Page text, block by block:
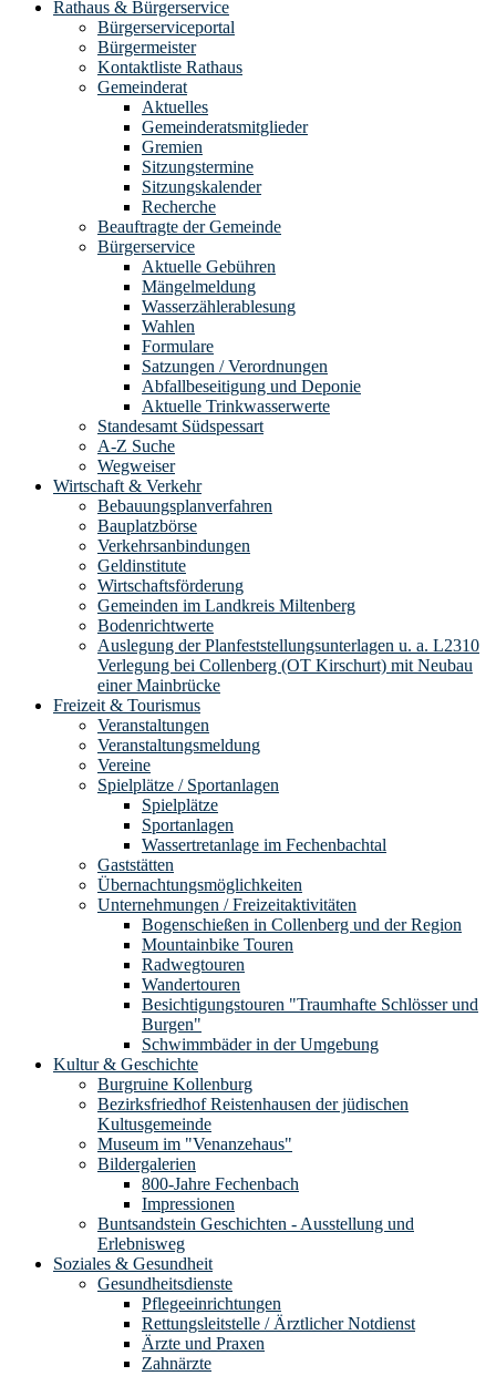
Rathaus & Bürgerservice
Bürgerserviceportal
Bürgermeister
Kontaktliste Rathaus
Gemeinderat
Aktuelles
Gemeinderatsmitglieder
Gremien
Sitzungstermine
Sitzungskalender
Recherche
Beauftragte der Gemeinde
Bürgerservice
Aktuelle Gebühren
Mängelmeldung
Wasserzählerablesung
Wahlen
Formulare
Satzungen / Verordnungen
Abfallbeseitigung und Deponie
Aktuelle Trinkwasserwerte
Standesamt Südspessart
A-Z Suche
Wegweiser
Wirtschaft & Verkehr
Bebauungsplanverfahren
Bauplatzbörse
Verkehrsanbindungen
Geldinstitute
Wirtschaftsförderung
Gemeinden im Landkreis Miltenberg
Bodenrichtwerte
Auslegung der Planfeststellungsunterlagen u. a. L2310
Verlegung bei Collenberg (OT Kirschurt) mit Neubau
einer Mainbrücke
Freizeit & Tourismus
Veranstaltungen
Veranstaltungsmeldung
Vereine
Spielplätze / Sportanlagen
Spielplätze
Sportanlagen
Wassertretanlage im Fechenbachtal
Gaststätten
Übernachtungsmöglichkeiten
Unternehmungen / Freizeitaktivitäten
Bogenschießen in Collenberg und der Region
Mountainbike Touren
Radwegtouren
Wandertouren
Besichtigungstouren "Traumhafte Schlösser und
Burgen"
Schwimmbäder in der Umgebung
Kultur & Geschichte
Burgruine Kollenburg
Bezirksfriedhof Reistenhausen der jüdischen
Kultusgemeinde
Museum im "Venanzehaus"
Bildergalerien
800-Jahre Fechenbach
Impressionen
Buntsandstein Geschichten - Ausstellung und
Erlebnisweg
Soziales & Gesundheit
Gesundheitsdienste
Pflegeeinrichtungen
Rettungsleitstelle / Ärztlicher Notdienst
Ärzte und Praxen
Zahnärzte